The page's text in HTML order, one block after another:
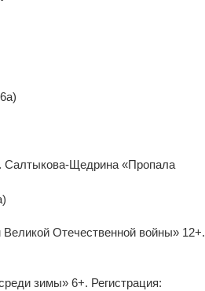
Салтыкова-Щедрина «Пропала
Отечественной войны» 12+.
зимы» 6+. Регистрация: